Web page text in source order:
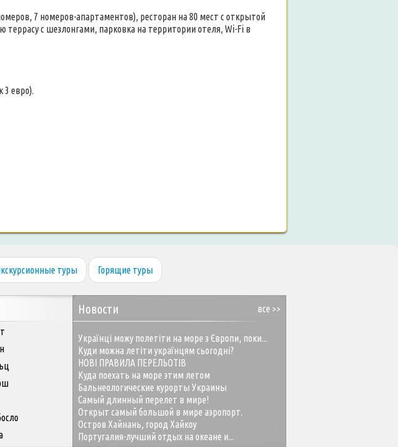
7 номеров-апартаментов), ресторан на 80 мест с открытой
с шезлонгами, парковка на территории отеля, Wi-Fi в
3 евро).
туры Горящие туры
все >>
Новости
Українці можу полетіти на море з Європи, поки...
Куди можна летіти українцям сьогодні?
НОВІ ПРАВИЛА ПЕРЕЛЬОТІВ
Куда поехать на море этим летом
Бальнеологические курорты Украины
Самый длинный перелет в мире!
Открыт самый большой в мире аэропорт.
Остров Хайнань, город Хайкоу
Португалия-лучший отдых на океане и...